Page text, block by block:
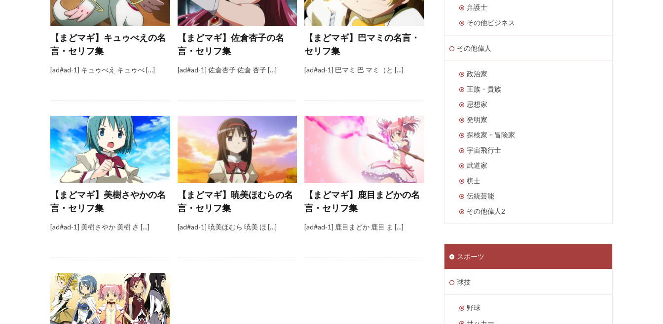
【まどマギ】キュゥべえの名
言・セリフ集
[ad#ad-1] キュゥべえ キュゥべ […]
【まどマギ】佐倉杏子の名
言・セリフ集
[ad#ad-1] 佐倉杏子 佐倉 杏子 […]
【まどマギ】巴マミの名言・
セリフ集
[ad#ad-1] 巴マミ 巴 マミ（と […]
【まどマギ】美樹さやかの名
言・セリフ集
[ad#ad-1] 美樹さやか 美樹 さ […]
【まどマギ】暁美ほむらの名
言・セリフ集
[ad#ad-1] 暁美ほむら 暁美 ほ […]
【まどマギ】鹿目まどかの名
言・セリフ集
[ad#ad-1] 鹿目まどか 鹿目 ま […]
弁護士
その他ビジネス
その他偉人
政治家
王族・貴族
思想家
発明家
探検家・冒険家
宇宙飛行士
武道家
棋士
伝統芸能
その他偉人2
スポーツ
球技
野球